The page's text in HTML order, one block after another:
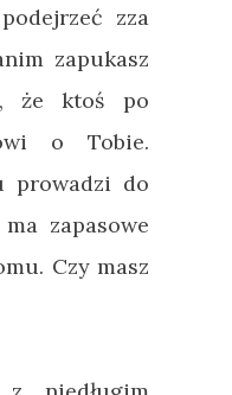
zza
zapukasz
że ktoś po
o Tobie.
prowadzi do
zapasowe
Czy masz